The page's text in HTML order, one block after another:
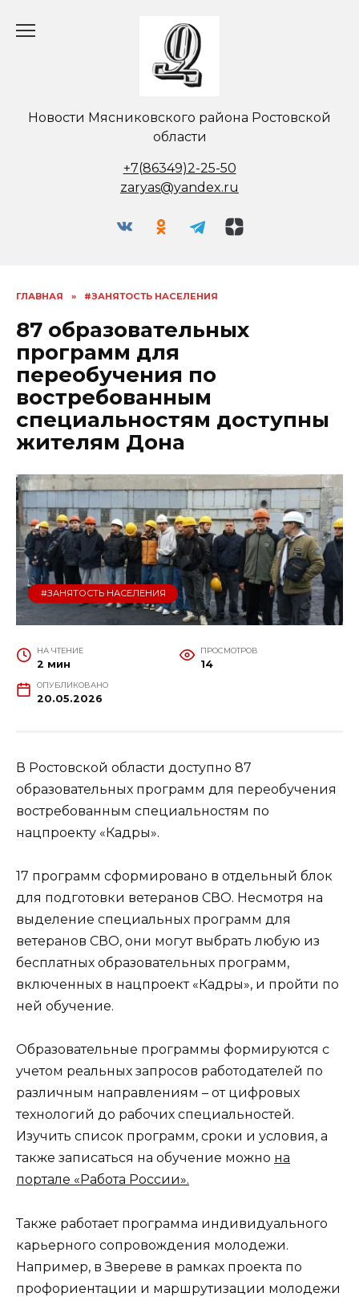
Новости Мясниковского района Ростовской
области
+7(86349)2-25-50
zaryas@yandex.ru
ГЛАВНАЯ » #ЗАНЯТОСТЬ НАСЕЛЕНИЯ
87 образовательных
программ для
переобучения по
востребованным
специальностям доступны
жителям Дона
#ЗАНЯТОСТЬ НАСЕЛЕНИЯ
НА ЧТЕНИЕ
2 мин
ПРОСМОТРОВ
14
ОПУБЛИКОВАНО
20.05.2026
В Ростовской области доступно 87
образовательных программ для переобучения
востребованным специальностям по
нацпроекту «Кадры».
17 программ сформировано в отдельный блок
для подготовки ветеранов СВО. Несмотря на
выделение специальных программ для
ветеранов СВО, они могут выбрать любую из
бесплатных образовательных программ,
включенных в нацпроект «Кадры», и пройти по
ней обучение.
Образовательные программы формируются с
учетом реальных запросов работодателей по
различным направлениям – от цифровых
технологий до рабочих специальностей.
Изучить список программ, сроки и условия, а
также записаться на обучение можно на
портале «Работа России».
Также работает программа индивидуального
карьерного сопровождения молодежи.
Например, в Звереве в рамках проекта по
профориентации и маршрутизации молодежи